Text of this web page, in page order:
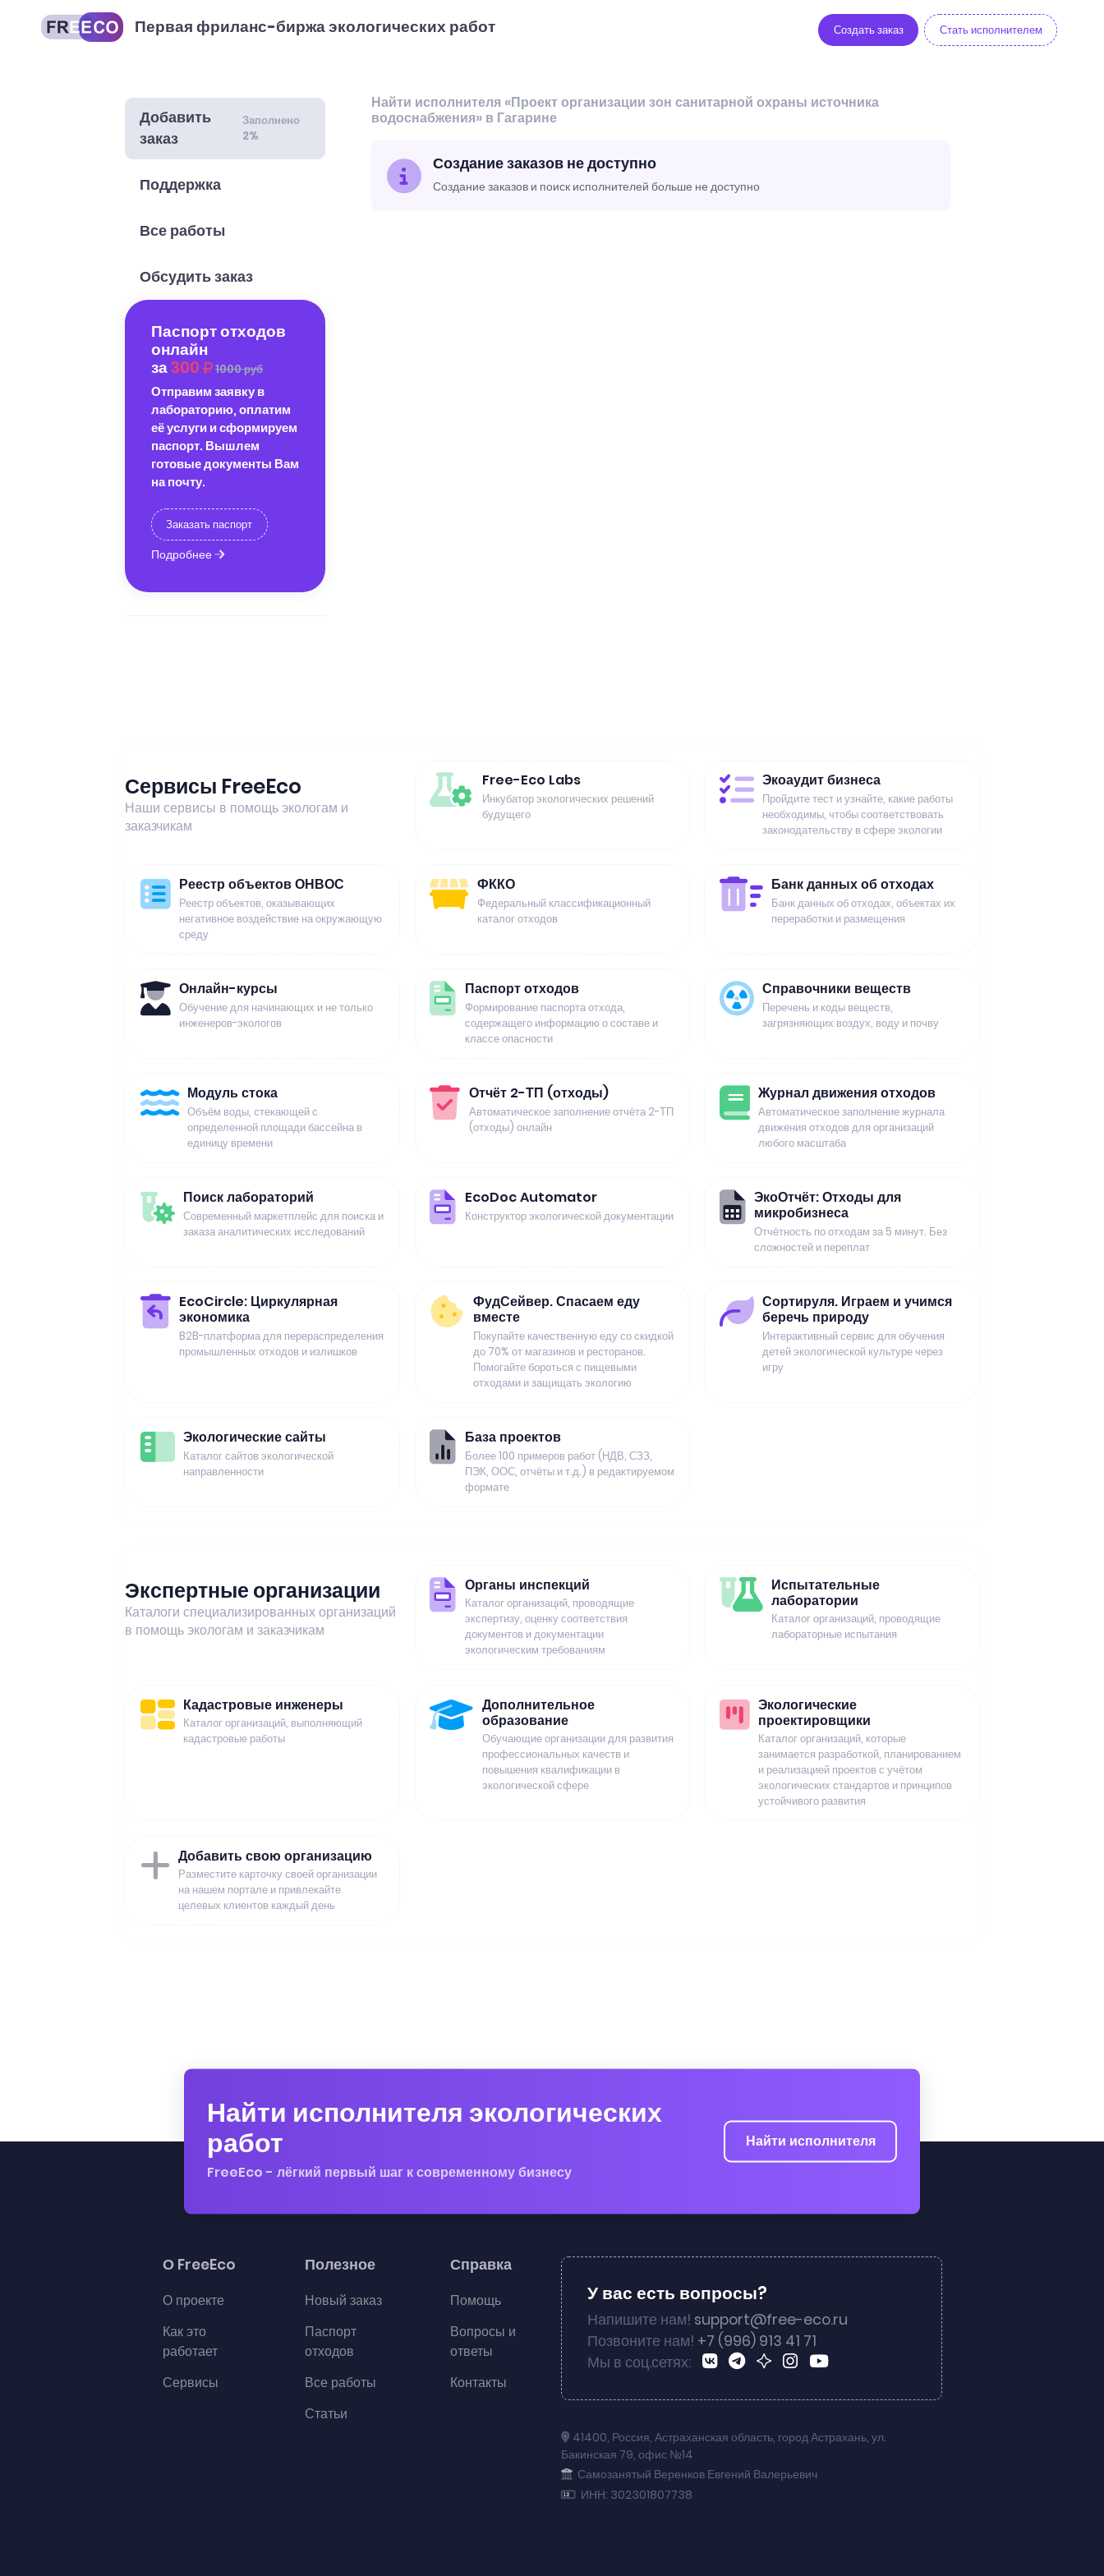
Первая фриланс-биржа экологических работ Создать заказ Стать исполнителем
Добавить
заказ
Заполнено
2%
Поддержка
Все работы
Обсудить заказ
Паспорт отходов
онлайн
за300 1000 руб
Отправим заявку в
лабораторию, оплатим
её услуги и сформируем
паспорт. Вышлем
готовые документы Вам
на почту.
Заказать паспорт
Подробнее
Найти исполнителя «Проект организации зон санитарной охраны источника
водоснабжения» в Гагарине
Создание заказов не доступно
Создание заказов и поиск исполнителей больше не доступно
Сервисы FreeEco
Наши сервисы в помощь экологам и
заказчикам
Free-Eco Labs
Инкубатор экологических решений
будущего
Экоаудит бизнеса
Пройдите тест и узнайте, какие работы
необходимы, чтобы соответствовать
законодательству в сфере экологии
Реестр объектов ОНВОС
Реестр объектов, оказывающих
негативное воздействие на окружающую
среду
ФККО
Федеральный классификационный
каталог отходов
Банк данных об отходах
Банк данных об отходах, объектах их
переработки и размещения
Онлайн-курсы
Обучение для начинающих и не только
инженеров-экологов
Паспорт отходов
Формирование паспорта отхода,
содержащего информацию о составе и
классе опасности
Справочники веществ
Перечень и коды веществ,
загрязняющих воздух, воду и почву
Модуль стока
Объём воды, стекающей с
определенной площади бассейна в
единицу времени
Отчёт 2-ТП (отходы)
Автоматическое заполнение отчёта 2-ТП
(отходы) онлайн
Журнал движения отходов
Автоматическое заполнение журнала
движения отходов для организаций
любого масштаба
Поиск лабораторий
Современный маркетплейс для поиска и
заказа аналитических исследований
EcoDoc Automator
Конструктор экологической документации
ЭкоОтчёт: Отходы для
микробизнеса
Отчётность по отходам за 5 минут. Без
сложностей и переплат
EcoCircle: Циркулярная
экономика
B2B-платформа для перераспределения
промышленных отходов и излишков
ФудСейвер. Спасаем еду
вместе
Покупайте качественную еду со скидкой
до 70% от магазинов и ресторанов.
Помогайте бороться с пищевыми
отходами и защищать экологию
Сортируля. Играем и учимся
беречь природу
Интерактивный сервис для обучения
детей экологической культуре через
игру
Экологические сайты
Каталог сайтов экологической
направленности
База проектов
Более 100 примеров работ (НДВ, СЗЗ,
ПЭК, ООС, отчёты и т.д.) в редактируемом
формате
Экспертные организации
Каталоги специализированных организаций
в помощь экологам и заказчикам
Органы инспекций
Каталог организаций, проводящие
экспертизу, оценку соответствия
документов и документации
экологическим требованиям
Испытательные
лаборатории
Каталог организаций, проводящие
лабораторные испытания
Кадастровые инженеры
Каталог организаций, выполняющий
кадастровые работы
Дополнительное
образование
Обучающие организации для развития
профессиональных качеств и
повышения квалификации в
экологической сфере
Экологические
проектировщики
Каталог организаций, которые
занимается разработкой, планированием
и реализацией проектов с учётом
экологических стандартов и принципов
устойчивого развития
Добавить свою организацию
Разместите карточку своей организации
на нашем портале и привлекайте
целевых клиентов каждый день
Найти исполнителя экологических
работ
FreeEco - лёгкий первый шаг к современному бизнесу
Найти исполнителя
О FreeEco
О проекте
Как это
работает
Сервисы
Полезное
Новый заказ
Паспорт
отходов
Все работы
Статьи
Справка
Помощь
Вопросы и
ответы
Контакты
У вас есть вопросы?
Напишите нам! support@free-eco.ru
Позвоните нам! +7 (996) 913 41 71
Мы в соц.сетях:
41400, Россия, Астраханская область, город Астрахань, ул.
Бакинская 79, офис №14
Самозанятый Веренков Евгений Валерьевич
ИНН: 302301807738